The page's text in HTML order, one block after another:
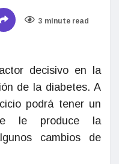
3 minute read
decisivo en la
de la diabetes. A
podrá tener un
le produce la
cambios de